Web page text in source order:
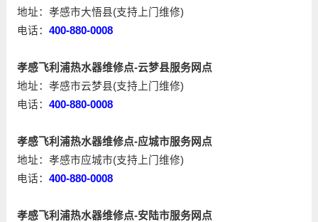
地址：孝感市大悟县(支持上门维修)
电话： 400-880-0008
孝感飞利浦热水器维修点-云梦县服务网点
地址：孝感市云梦县(支持上门维修)
电话： 400-880-0008
孝感飞利浦热水器维修点-应城市服务网点
地址：孝感市应城市(支持上门维修)
电话： 400-880-0008
孝感飞利浦热水器维修点-安陆市服务网点